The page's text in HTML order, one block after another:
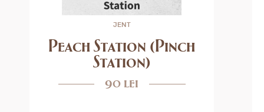
JENT
Peach Station (Pinch
Station)
90 lei